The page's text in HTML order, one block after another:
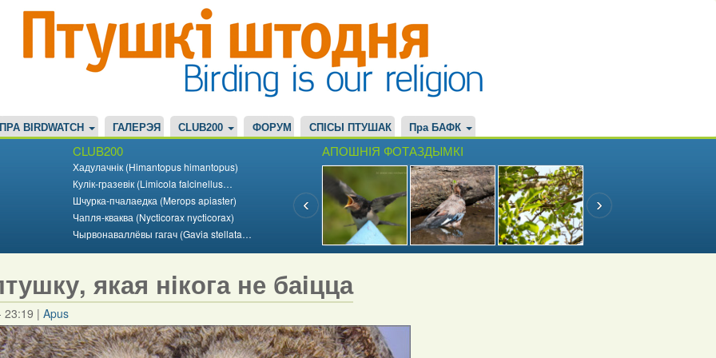
ПРА BIRDWATCH ГАЛЕРЭЯ CLUB200 ФОРУМ СПІСЫ ПТУШАК Пра БАФК
CLUB200
Хадулачнік (Himantopus himantopus)
Кулік-гразевік (Limicola falcinellus…
Шчурка-пчалаедка (Merops apiaster)
Чапля-кваква (Nycticorax nycticorax)
Чырвонаваллёвы гагач (Gavia stellata…
АПОШНІЯ ФОТАЗДЫМКІ
якая нiкога не баiцца
23:19 |Apus